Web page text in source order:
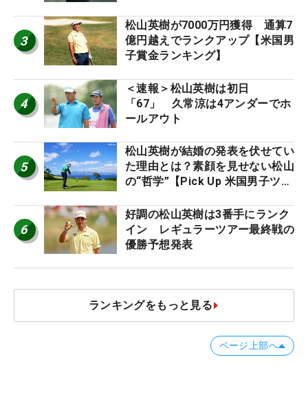
3
松山英樹が7000万円獲得 通算7
億円越えでランクアップ【米国男
子賞金ランキング】
4
＜速報＞松山英樹は初日
「67」 久常涼は4アンダーでホ
ールアウト
5
松山英樹が結婚の発表を伏せてい
た理由とは？素顔を見せない松山
の“哲学”【Pick Up 米国男子ツア
6
好調の松山英樹は3番手にランク
イン レギュラーツアー最終戦の
優勝予想発表
ランキングをもっと見る
ページ上部へ